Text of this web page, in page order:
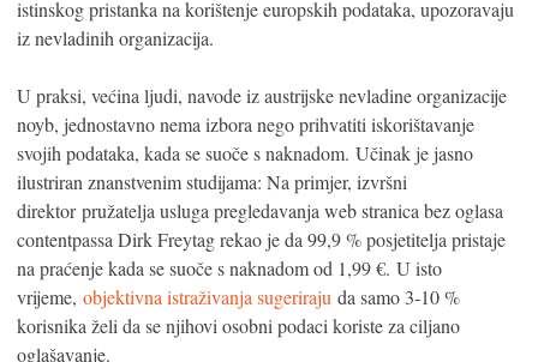
istinskog pristanka na korištenje europskih podataka, upozoravaju
iz nevladinih organizacija.
U praksi, većina ljudi, navode iz austrijske nevladine organizacije
noyb, jednostavno nema izbora nego prihvatiti iskorištavanje
svojih podataka, kada se suoče s naknadom. Učinak je jasno
ilustriran znanstvenim studijama: Na primjer, izvršni
direktor pružatelja usluga pregledavanja web stranica bez oglasa
contentpassa Dirk Freytag rekao je da 99,9 % posjetitelja pristaje
na praćenje kada se suoče s naknadom od 1,99 €. U isto
vrijeme, objektivna istraživanja sugeriraju da samo 3-10 %
korisnika želi da se njihovi osobni podaci koriste za ciljano
oglašavanje.